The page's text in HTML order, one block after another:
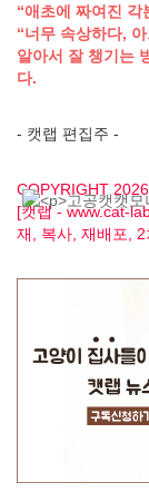
“애초에 짜여진 각
“너무 속상하다,
알아서 잘 챙기는
다.
- 캣랩 편집주 -
COPYRIGHT
[캣랩 - www.cat-
재, 복사, 재배포,